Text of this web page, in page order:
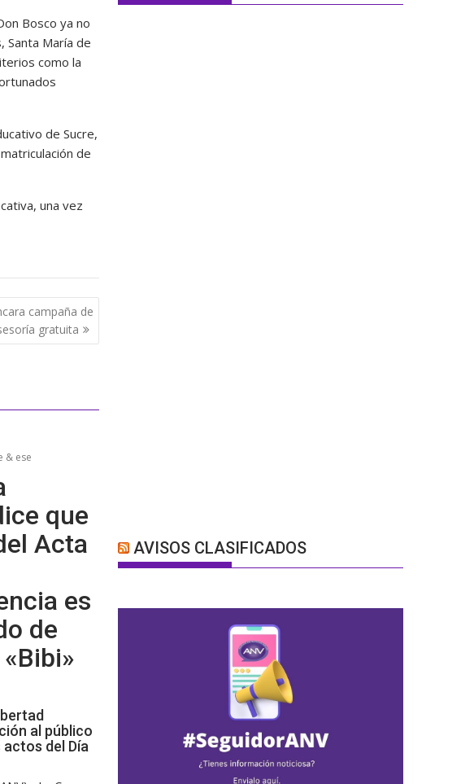
Bosco ya no
Santa María de
como la
de Sucre,
de
una vez
campaña de
gratuita
& ese
que
Acta
es
de
al público
del Día
AVISOS CLASIFICADOS